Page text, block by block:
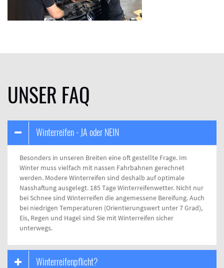
UNSER FAQ
Winterreifen - JA oder NEIN
Besonders in unseren Breiten eine oft gestellte Frage. Im
Winter muss vielfach mit nassen Fahrbahnen gerechnet
werden. Modere Winterreifen sind deshalb auf optimale
Nasshaftung ausgelegt. 185 Tage Winterreifenwetter. Nicht nur
bei Schnee sind Winterreifen die angemessene Bereifung. Auch
bei niedrigen Temperaturen (Orientierungswert unter 7 Grad),
Eis, Regen und Hagel sind Sie mit Winterreifen sicher
unterwegs.
Winterreifenpflicht?